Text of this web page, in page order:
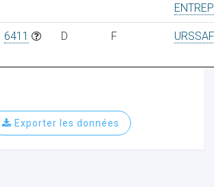
6411 D F
Exporter les données